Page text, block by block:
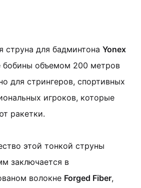
струна для бадминтона Yonex
бобины объемом 200 метров
для стрингеров, спортивных
игроков, которые
ракетки.
этой тонкой струны
заключается в
волокне Forged Fiber,